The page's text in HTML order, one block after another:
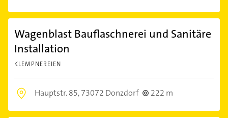
Wagenblast Bauflaschnerei und Sanitäre
Installation
KLEMPNEREIEN
Hauptstr. 85,73072 Donzdorf 222 m